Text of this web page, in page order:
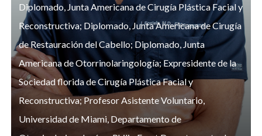
Diplomado, Junta Americana de Cirugía Plástica Facial y
Reconstructiva; Diplomado, Junta Americana de Cirugía
de Restauración del Cabello; Diplomado, Junta
Americana de Otorrinolaringología; Expresidente de la
Sociedad florida de Cirugía Plástica Facial y
Reconstructiva; Profesor Asistente Voluntario,
Universidad de Miami, Departamento de